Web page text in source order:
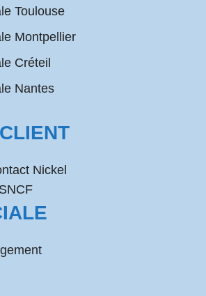
Toulouse
Montpellier
Créteil
Nantes
Nickel